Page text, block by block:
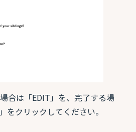
合は「EDIT」を、完了する場
をクリックしてください。